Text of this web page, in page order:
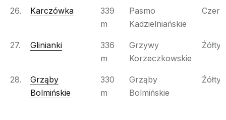
26. Karczówka
339
m
Pasmo
Kadzielniańskie
27. Glinianki
336
m
Grzywy
Korzeczkowskie
Żółty
28.
Grząby
Bolmińskie
330
m
Grząby
Bolmińskie
Żółty